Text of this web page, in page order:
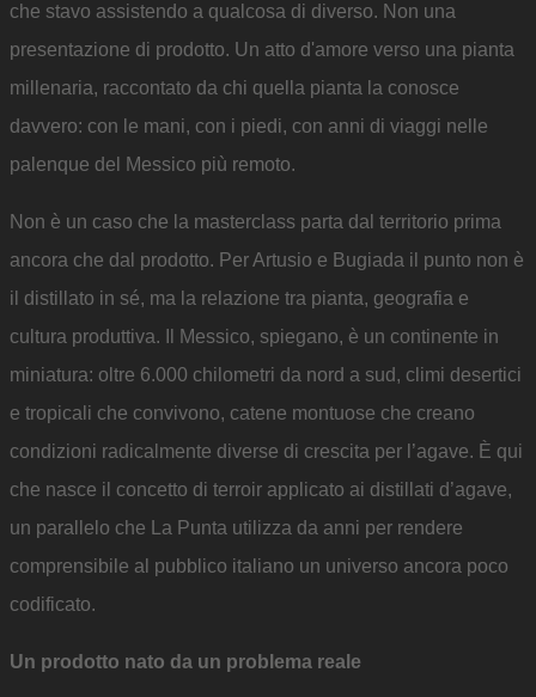
che stavo assistendo a qualcosa di diverso. Non una
presentazione di prodotto. Un atto d'amore verso una pianta
millenaria, raccontato da chi quella pianta la conosce
davvero: con le mani, con i piedi, con anni di viaggi nelle
palenque del Messico più remoto.
Non è un caso che la masterclass parta dal territorio prima
ancora che dal prodotto. Per Artusio e Bugiada il punto non è
il distillato in sé, ma la relazione tra pianta, geografia e
cultura produttiva. Il Messico, spiegano, è un continente in
miniatura: oltre 6.000 chilometri da nord a sud, climi desertici
e tropicali che convivono, catene montuose che creano
condizioni radicalmente diverse di crescita per l’agave. È qui
che nasce il concetto di terroir applicato ai distillati d’agave,
un parallelo che La Punta utilizza da anni per rendere
comprensibile al pubblico italiano un universo ancora poco
codificato.
Un prodotto nato da un problema reale